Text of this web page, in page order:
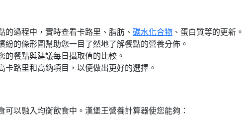
的過程中，實時查看卡路里、脂肪、 碳水化合物 、蛋白質等的更新。
紛的條形圖幫助您一目了然地了解餐點的營養分佈。
的餐點與建議每日攝取值的比較。
卡路里和高鈉項目，以便做出更好的選擇。
以融入均衡飲食中。漢堡王營養計算器使您能夠：